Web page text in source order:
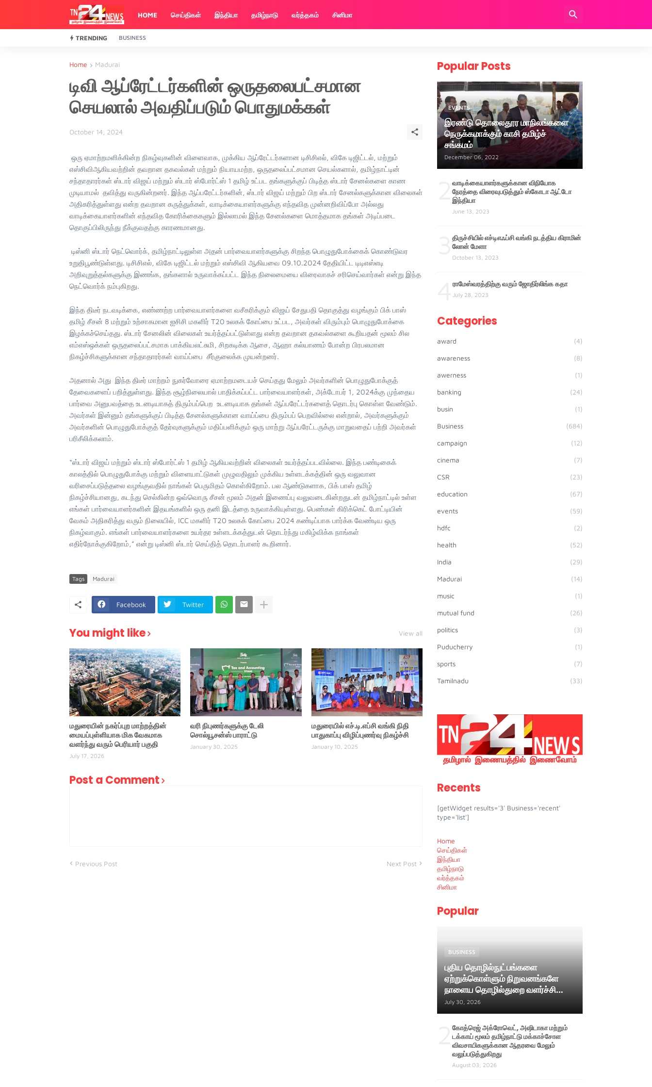
HOME செய்திகள் இந்தியா தமிழ்நாடு வர்த்தகம் சினிமா
TRENDING BUSINESS
Home Madurai
டிவி ஆப்ரேட்டர்களின் ஒருதலைபட்சமான
செயலால் அவதிப்படும் பொதுமக்கள்
October 14, 2024
ஒரு ஏமாற்றமளிக்கின்ற நிகழ்வுகளின் விளைவாக, முக்கிய ஆப்ரேட்டர்களான டிசிசிஎல், விகே டிஜிட்டல், மற்றும்
எஸ்சிவிஆகியவற்றின் தவறான தகவல்கள் மற்றும் நியாயமற்ற, ஒருதலைப்பட்சமான செயல்களால், தமிழ்நாட்டின்
சந்தாதாரர்கள் ஸ்டார் விஜய் மற்றும் ஸ்டார் ஸ்போர்ட்ஸ் 1 தமிழ் உட்பட தங்களுக்குப் பிடித்த ஸ்டார் சேனல்களை காண
முடியாமல் தவித்து வருகின்றனர். இந்த ஆப்பரேட்டர்களின், ஸ்டார் விஜய் மற்றும் பிற ஸ்டார் சேனல்களுக்கான விலைகள்
அதிகரித்துள்ளது என்ற தவறான கருத்துக்கள், வாடிக்கையாளர்களுக்கு எந்தவித முன்னறிவிப்போ அல்லது
வாடிக்கையாளர்களின் எந்தவித கோரிக்கைகளும் இல்லாமல் இந்த சேனல்களை மொத்தமாக தங்கள் அடிப்படை
தொகுப்பிலிருந்து நீக்குவதற்கு காரணமானது.
டிஸ்னி ஸ்டார் நெட்வொர்க், தமிழ்நாட்டிலுள்ள அதன் பார்வையாளர்களுக்கு சிறந்த பொழுதுபோக்கைக் கொண்டுவர
உறுதிபூண்டுள்ளது. டிசிசிஎல், விகே டிஜிட்டல் மற்றும் எஸ்சிவி ஆகியவை 09.10.2024 தேதியிட்ட டிடிஎஸ்எடி
அறிவுறுத்தல்களுக்கு இணங்க, தங்களால் உருவாக்கப்பட்ட இந்த நிலைமையை விரைவாகச் சரிசெய்வார்கள் என்று இந்த
நெட்வொர்க் நம்புகிறது.
இந்த திடீர் நடவடிக்கை, எண்ணற்ற பார்வையாளர்களை வசீகரிக்கும் விஜய் சேதுபதி தொகுத்து வழங்கும் பிக் பாஸ்
தமிழ் சீசன் 8 மற்றும் உற்சாகமான ஐசிசி மகளிர் T20 உலகக் கோப்பை உட்பட, அவர்கள் விரும்பும் பொழுதுபோக்கை
இழக்கச்செய்தது. ஸ்டார் சேனலின் விலைகள் உயர்த்தப்பட்டுள்ளது என்ற தவறான தகவல்களை கூறியதன் மூலம் சில
எம்எஸ்ஒக்கள் ஒருதலைப்பட்சமாக பாக்கியலட்சுமி, சிறகடிக்க ஆசை, ஆஹா கல்யாணம் போன்ற பிரபலமான
நிகழ்ச்சிகளுக்கான சந்தாதாரர்கள் வாய்ப்பை சீர்குலைக்க முயன்றனர்.
அதனால் அது இந்த திடீர் மாற்றம் நுகர்வோரை ஏமாற்றமடையச் செய்தது மேலும் அவர்களின் பொழுதுபோக்குத்
தேவைகளைப் பறித்துள்ளது. இந்த சூழ்நிலையால் பாதிக்கப்பட்ட பார்வையாளர்கள், அக்டோபர் 1, 2024க்கு முந்தைய
பார்வை அனுபவத்தை உடனடியாகத் திரும்பப்பெற உடனடியாக தங்கள் ஆப்பரேட்டர்களைத் தொடர்பு கொள்ள வேண்டும்.
அவர்கள் இன்னும் தங்களுக்குப் பிடித்த சேனல்களுக்கான வாய்ப்பை திரும்பப் பெறவில்லை என்றால், அவர்களுக்கும்
அவர்களின் பொழுதுபோக்குத் தேர்வுகளுக்கும் மதிப்பளிக்கும் ஒரு மாற்று ஆப்பரேட்டருக்கு மாறுவதைப் பற்றி அவர்கள்
பரிசீலிக்கலாம்.
“ஸ்டார் விஜய் மற்றும் ஸ்டார் ஸ்போர்ட்ஸ் 1 தமிழ் ஆகியவற்றின் விலைகள் உயர்த்தப்படவில்லை. இந்த பண்டிகைக்
காலத்தில் பொழுதுபோக்கு மற்றும் விளையாட்டுகள் முழுவதிலும் முக்கிய உள்ளடக்கத்தின் ஒரு வலுவான
வரிசைப்படுத்தலை வழங்குவதில் நாங்கள் பெருமிதம் கொள்கிறோம். பல ஆண்டுகளாக, பிக் பாஸ் தமிழ்
நிகழ்ச்சியானது, கடந்து செல்கின்ற ஒவ்வொரு சீசன் மூலம் அதன் இணைப்பு வலுவடைகின்றதுடன் தமிழ்நாட்டில் உள்ள
எங்கள் பார்வையாளர்களின் இதயங்களில் ஒரு தனி இடத்தை உருவாக்கியுள்ளது. பெண்கள் கிரிக்கெட் போட்டியின்
வேகம் அதிகரித்து வரும் நிலையில், ICC மகளிர் T20 உலகக் கோப்பை 2024 கண்டிப்பாக பார்க்க வேண்டிய ஒரு
நிகழ்வாகும். எங்கள் பார்வையாளர்களை உயர்தர உள்ளடக்கத்துடன் தொடர்ந்து மகிழ்விக்க நாங்கள்
எதிர்நோக்குகிறோம்,” என்று டிஸ்னி ஸ்டார் செய்தித் தொடர்பாளர் கூறினார்.
Tags Madurai
Facebook Twitter
You might like View all
மதுரையின் நகர்ப்புற மாற்றத்தின்
மையப்புள்ளியாக மிக வேகமாக
வளர்ந்து வரும் பெரியார் பகுதி
July 17, 2026
வரி நிபுணர்களுக்கு டேலி
சொல்யூசன்ஸ் பாராட்டு
January 30, 2025
மதுரையில் எச்.டி.எப்சி வங்கி நிதி
பாதுகாப்பு விழிப்புணர்வு நிகழ்ச்சி
January 10, 2025
Post a Comment
Previous Post Next Post
Popular Posts
EVENTS
இரண்டு தொலைதூர மாநிலங்களை
நெருக்கமாக்கும் காசி தமிழ்ச்
சங்கமம்
December 06, 2022
வாடிக்கையாளர்களுக்கான விநியோக
நேரத்தை விரைவுபடுத்தும் ஸ்கோடா ஆட்டோ
இந்தியா
June 13, 2023
திருச்சியில் எச்டிஎஃப்சி வங்கி நடத்திய கிராமின்
லோன் மேளா
October 13, 2023
ராமேஸ்வரத்திற்கு வரும் ஜோதிர்லிங்க கதா
July 28, 2023
Categories
award (4)
awareness (8)
awerness (1)
banking (24)
busin (1)
Business (684)
campaign (12)
cinema (7)
CSR (23)
education (67)
events (59)
hdfc (2)
health (52)
India (29)
Madurai (14)
music (1)
mutual fund (26)
politics (3)
Puducherry (1)
sports (7)
Tamilnadu (33)
Recents
[getWidget results='3' Business='recent'
type='list']
Home
செய்திகள்
இந்தியா
தமிழ்நாடு
வர்த்தகம்
சினிமா
Popular
BUSINESS
புதிய தொழில்நுட்பங்களை
ஏற்றுக்கொள்ளும் நிறுவனங்களே
நாளைய தொழில்துறை வளர்ச்சியை
வழிநடத்தும் ; அமைச்சர் பி. மதன்
ராஜா
July 30, 2026
கோத்ரெஜ் அக்ரோவெட், அஷிடாகா மற்றும்
டக்காய் மூலம் தமிழ்நாட்டு மக்காச்சோள
விவசாயிகளுக்கான ஆதரவை மேலும்
வலுப்படுத்துகிறது
August 03, 2026